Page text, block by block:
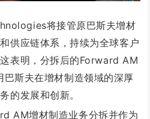
将接管原巴斯夫增材
供应链体系，持续为全球客户
表明，分拆后的Forward AM
斯夫在增材制造领域的深厚
的发展和创新。
AM增材制造业务分拆并作为